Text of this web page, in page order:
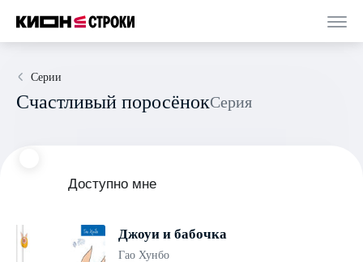
Серии
Счастливый поросёнок Серия
Доступно мне
Джоуи и бабочка
Гао Хунбо